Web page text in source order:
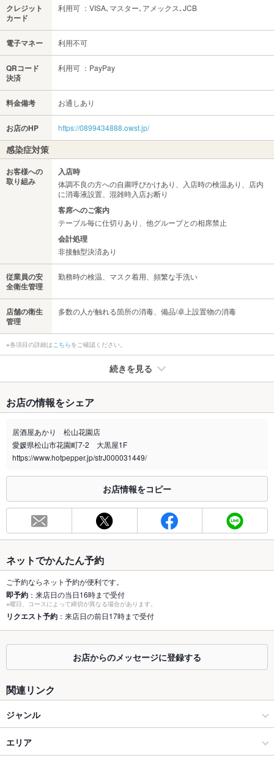
クレジット
カード
利用可 ：VISA､マスター､アメックス､JCB
電子マネー 利用不可
QRコード
決済
利用可 ：PayPay
料金備考 お通しあり
お店のHP https://0899434888.owst.jp/
感染症対策
お客様への
取り組み
入店時
体調不良の方への自粛呼びかけあり、入店時の検温あり、店内
に消毒液設置、混雑時入店お断り
客席へのご案内
テーブル毎に仕切りあり、他グループとの相席禁止
会計処理
非接触型決済あり
従業員の安
全衛生管理
勤務時の検温、マスク着用、頻繁な手洗い
店舗の衛生
管理
多数の人が触れる箇所の消毒、備品/卓上設置物の消毒
※各項目の詳細は こちらをご確認ください。
続きを見る
禁煙・喫煙
全席禁煙
喫煙専用室 なし
合わせください。
お席
40席(全席テーブル席となっております)
容人数
個室 あり ：4名～OKのVIPルームございます
座敷 なし
掘りごたつ なし
あり ：4席ございます
貸切 貸切可 ：事前にお問い合わせください
設備
お店の情報をシェア
居酒屋あかり 松山花園店
愛媛県松山市花園町7-2 大黒屋1F
https://www.hotpepper.jp/strJ000031449/
お店情報をコピー
ネットでかんたん予約
ご予約ならネット予約が便利です。
即予約 ：来店日の当日16時まで受付
※曜日、コースによって締切が異なる場合があります。
リクエスト予約 ：来店日の前日17時まで受付
お店からのメッセージに登録する
関連リンク
ジャンル
居酒屋
エリア